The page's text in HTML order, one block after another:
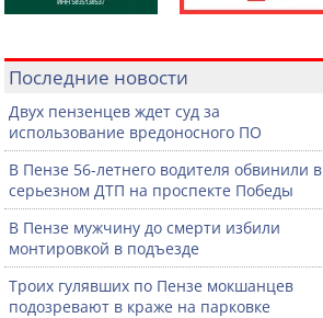
Последние новости
Двух пензенцев ждет суд за
использование вредоносного ПО
В Пензе 56-летнего водителя обвинили в
серьезном ДТП на проспекте Победы
В Пензе мужчину до смерти избили
монтировкой в подъезде
Троих гулявших по Пензе мокшанцев
подозревают в краже на парковке